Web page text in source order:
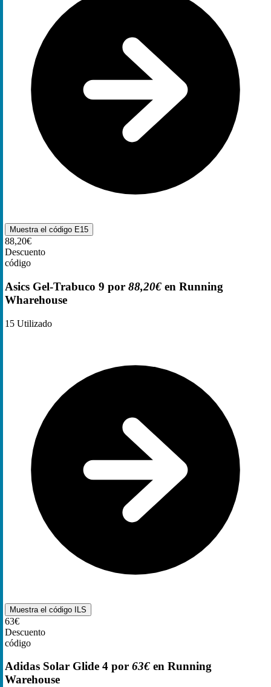
Muestra el código E15
88,20€
Descuento
código
Asics Gel-Trabuco 9 por 88,20€ en Running
Wharehouse
15 Utilizado
Muestra el código ILS
63€
Descuento
código
Adidas Solar Glide 4 por 63€ en Running
Warehouse